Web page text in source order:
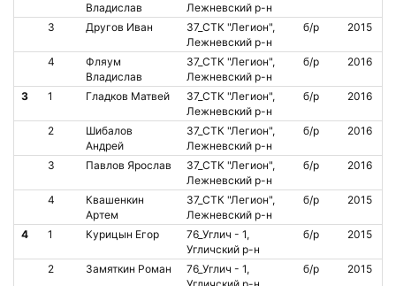
Владислав
Лежневский р-н
3 Другов Иван
37_СТК "Легион",
Лежневский р-н
б/р 2015
4
Фляум
Владислав
37_СТК "Легион",
Лежневский р-н
б/р 2016
3 1 Гладков Матвей
37_СТК "Легион",
Лежневский р-н
б/р 2016
2
Шибалов
Андрей
37_СТК "Легион",
Лежневский р-н
б/р 2016
3 Павлов Ярослав
37_СТК "Легион",
Лежневский р-н
б/р 2016
4
Квашенкин
Артем
37_СТК "Легион",
Лежневский р-н
б/р 2015
4 1 Курицын Егор
76_Углич - 1,
Угличский р-н
б/р 2015
2 Замяткин Роман
76_Углич - 1,
б/р 2015